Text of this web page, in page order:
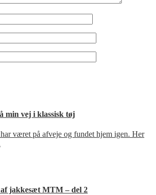
min vej i klassisk tøj
været på afveje og fundet hjem igen. Her
jakkesæt MTM – del 2